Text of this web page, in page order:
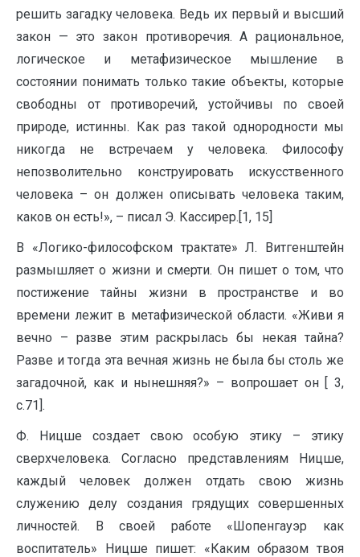
решить загадку человека. Ведь их первый и высший
закон — это закон противоречия. А рациональное,
логическое и метафизическое мышление в
состоянии понимать только такие объекты, которые
свободны от противоречий, устойчивы по своей
природе, истинны. Как раз такой однородности мы
никогда не встречаем у человека. Философу
непозволительно конструировать искусственного
человека – он должен описывать человека таким,
каков он есть!», – писал Э. Кассирер.[1, 15]
В «Логико-философском трактате» Л. Витгенштейн
размышляет о жизни и смерти. Он пишет о том, что
постижение тайны жизни в пространстве и во
времени лежит в метафизической области. «Живи я
вечно – разве этим раскрылась бы некая тайна?
Разве и тогда эта вечная жизнь не была бы столь же
загадочной, как и нынешняя?» – вопрошает он [ 3,
с.71].
Ф. Ницше создает свою особую этику – этику
сверхчеловека. Согласно представлениям Ницше,
каждый человек должен отдать свою жизнь
служению делу создания грядущих совершенных
личностей. В своей работе «Шопенгауэр как
воспитатель» Ницше пишет: «Каким образом твоя